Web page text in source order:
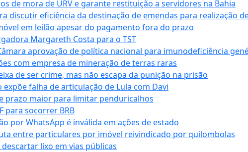
de mora de URV e garante restituição a servidores na Bahia
discutir eficiência da destinação de emendas para realização
em leilão apesar do pagamento fora do prazo
Margareth Costa para o TST
aprovação de política nacional para imunodeficiência
com empresa de mineração de terras raras
de ser crime, mas não escapa da punição na prisão
falha de articulação de Lula com Davi
prazo maior para limitar penduricalhos
para socorrer BRB
por WhatsApp é inválida em ações de estado
entre particulares por imóvel reivindicado por quilombolas
lixo em vias públicas